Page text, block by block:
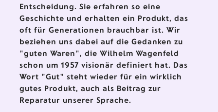
Entscheidung. Sie erfahren so eine
Geschichte und erhalten ein Produkt, das
oft für Generationen brauchbar ist. Wir
beziehen uns dabei auf die Gedanken zu
"guten Waren", die Wilhelm Wagenfeld
schon um 1957 visionär definiert hat. Das
Wort "Gut" steht wieder für ein wirklich
gutes Produkt, auch als Beitrag zur
Reparatur unserer Sprache.